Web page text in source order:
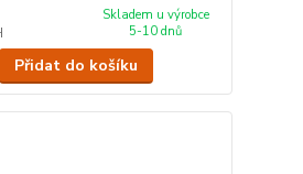
Skladem u výrobce
5-10 dnů
Přidat do košíku